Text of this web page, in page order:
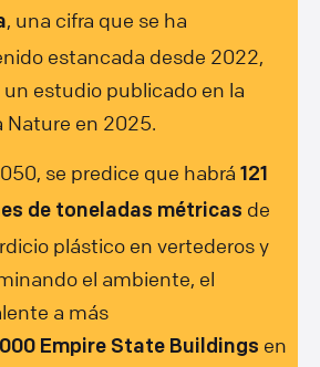
, una cifra que se ha
estancada desde 2022,
estudio publicado en la
Nature en 2025.
se predice que habrá 121
de toneladas métricas de
plástico en vertederos y
el ambiente, el
a más
Empire State Buildings en